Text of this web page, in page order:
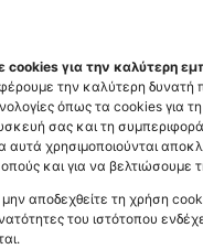
cookies για την καλύτερη
την καλύτερη δυνατή
όπως τα cookies για
σας και τη
αυτά χρησιμοποιούνται
και για να βελτιώσουμε
αποδεχθείτε τη χρήση
του ιστότοπου